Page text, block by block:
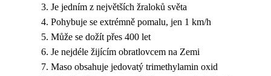
Je jedním z největších žraloků světa
Pohybuje se extrémně pomalu, jen 1 km/h
Může se dožít přes 400 let
Je nejdéle žijícím obratlovcem na Zemi
Maso obsahuje jedovatý trimethylamin oxid